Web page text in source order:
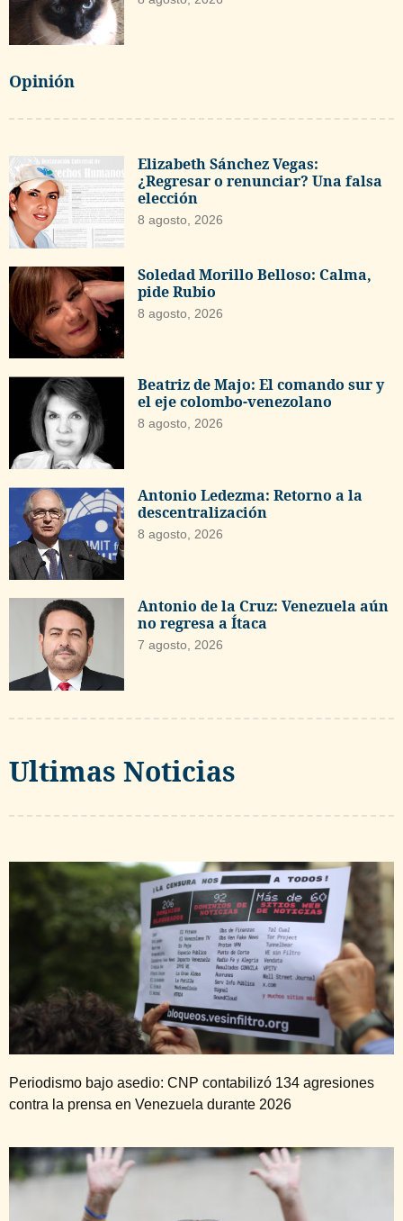
Opinión
Elizabeth Sánchez Vegas:
¿Regresar o renunciar? Una falsa
elección
8 agosto, 2026
Soledad Morillo Belloso: Calma,
pide Rubio
8 agosto, 2026
Beatriz de Majo: El comando sur y
el eje colombo-venezolano
8 agosto, 2026
Antonio Ledezma: Retorno a la
descentralización
8 agosto, 2026
Antonio de la Cruz: Venezuela aún
no regresa a Ítaca
7 agosto, 2026
Ultimas Noticias
Periodismo bajo asedio: CNP contabilizó 134 agresiones
contra la prensa en Venezuela durante 2026